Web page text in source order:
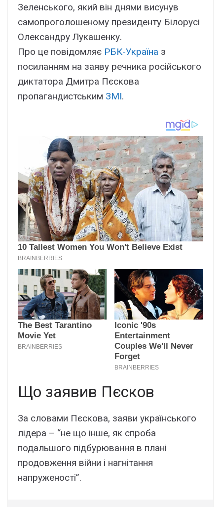
Зеленського, який він днями висунув
самопроголошеному президенту Білорусі
Олександру Лукашенку.
Про це повідомляє РБК-Україна з
посиланням на заяву речника російського
диктатора Дмитра Пєскова
пропагандистським ЗМІ.
Що заявив Пєсков
За словами Пєскова, заяви українського
лідера – “не що інше, як спроба
подальшого підбурювання в плані
продовження війни і нагнітання
напруженості”.